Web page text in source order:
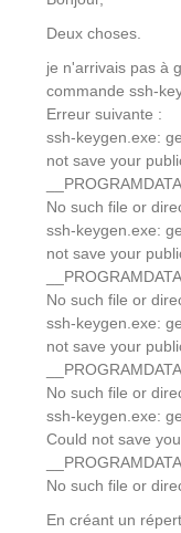
Deux choses.
je n'arrivais pas à
commande ssh-
Erreur suivante :
ssh-keygen.exe:
not save your
No such file or
ssh-keygen.exe:
not save your
No such file or
ssh-keygen.exe:
not save your
No such file or
ssh-keygen.exe:
Could not save
No such file or
En créant un